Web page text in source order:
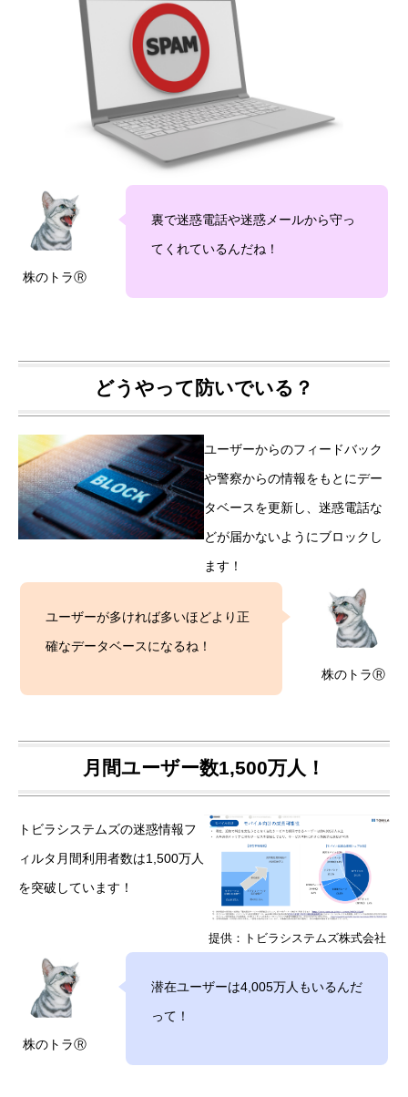
株のトラⓇ
裏で迷惑電話や迷惑メールから守っ
てくれているんだね！
どうやって防いでいる？
ユーザーからのフィードバック
や警察からの情報をもとにデー
タベースを更新し、迷惑電話な
どが届かないようにブロックし
ます！
株のトラⓇ
ユーザーが多ければ多いほどより正
確なデータベースになるね！
月間ユーザー数1,500万人！
トビラシステムズの迷惑情報フ
ィルタ月間利用者数は1,500万人
を突破しています！
提供：トビラシステムズ株式会社
株のトラⓇ
潜在ユーザーは4,005万人もいるんだ
って！